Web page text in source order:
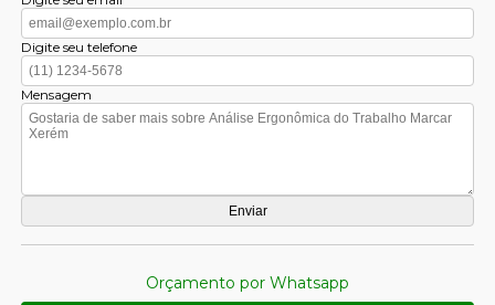
Digite seu telefone
Mensagem
Orçamento por Whatsapp